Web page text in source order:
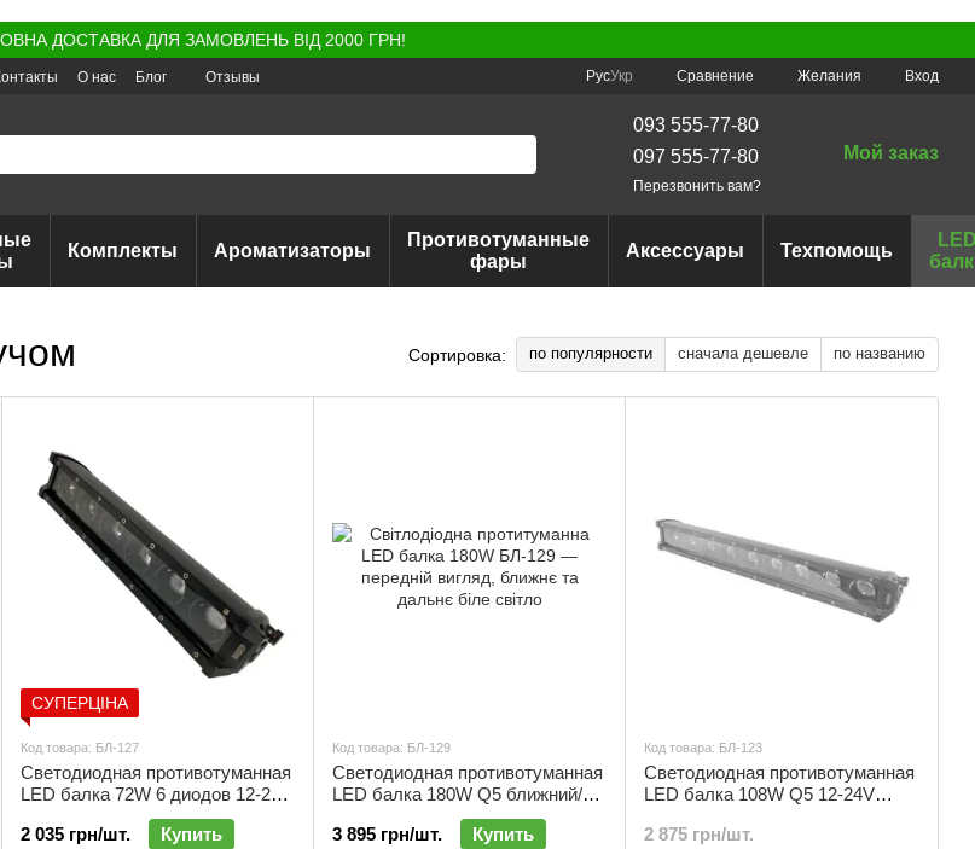
ДОСТАВКА ДЛЯ ЗАМОВЛЕНЬ ВІД 2000 ГРН!
О нас Блог Отзывы РусУкр Сравнение Желания Вход
093 555-77-80
097 555-77-80
Перезвонить вам?
Мой заказ
Комплекты Ароматизаторы
Противотуманные
фары
Аксессуары Техпомощь
Сортировка: по популярности сначала дешевле по названию
СУПЕРЦІНА
Код товара: БЛ-127
Светодиодная противотуманная
LED балка 72W 6 диодов 12-24V
ближний /дальний желтый /
белый свет | БЛ-127
2 035 грн/шт. Купить
Код товара: БЛ-129
Светодиодная противотуманная
LED балка 180W Q5 ближний/
дальний белый свет | БЛ-129
3 895 грн/шт.
Купить
Код товара: БЛ-123
Светодиодная противотуманная
LED балка 108W Q5 12-24V
БЛ-123
2 875 грн/шт.